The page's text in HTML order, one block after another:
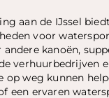
aan de IJssel
voor
kanoën,
verhuurbedrijven
op weg kunnen
een ervaren